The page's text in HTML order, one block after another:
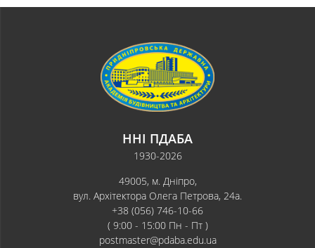
ННІ ПДАБА
1930-2026
49005, м. Дніпро,
вул. Архітектора Олега Петрова, 24а.
+38 (056) 746-10-66
( 9:00 - 15:00 Пн - Пт )
postmaster@pdaba.edu.ua